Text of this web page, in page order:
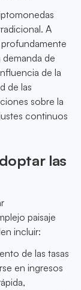
A
de
de la
de las
sobre la
continuos
las
paisaje
incluir:
de las tasas
en ingresos